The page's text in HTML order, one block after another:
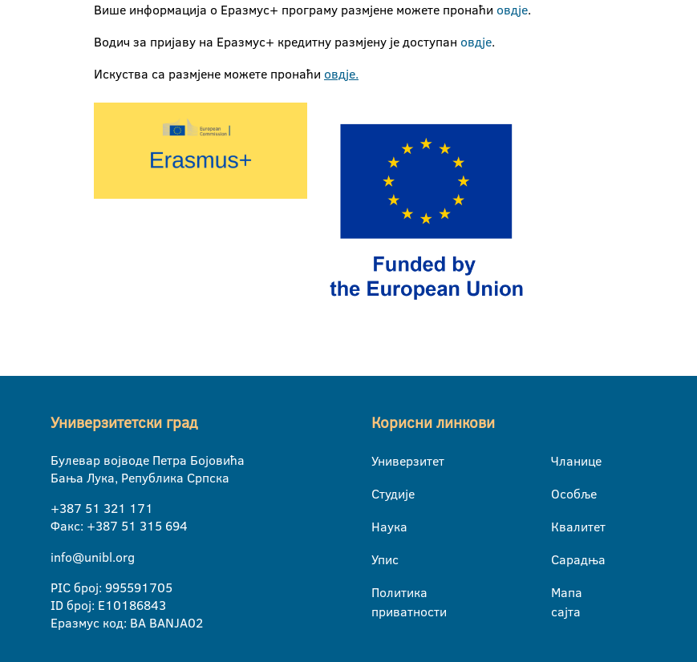
Више информација о Еразмус+ програму размјене можете пронаћи овдје.
Водич за пријаву на Еразмус+ кредитну размјену је доступан овдје.
Искуства са размјене можете пронаћи овдје.
Универзитетски град
Булевар војводе Петра Бојовића
Бања Лука, Република Српска
+387 51 321 171
Факс: +387 51 315 694
info@unibl.org
PIC број: 995591705
ID број: E10186843
Еразмус код: BA BANJA02
Корисни линкови
Универзитет
Студије
Наука
Упис
Политика
приватности
Чланице
Особље
Квалитет
Сарадња
Мапа
сајта